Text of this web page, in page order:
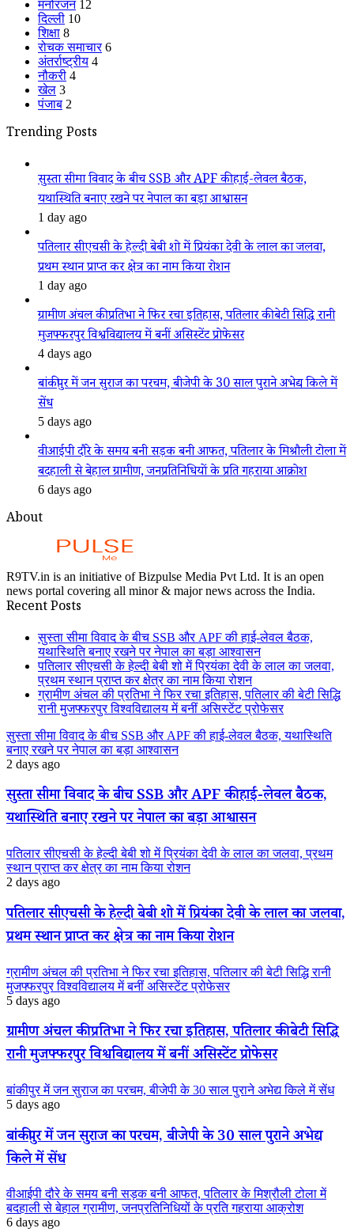
मनोरंजन 12
दिल्ली 10
शिक्षा 8
रोचक समाचार 6
अंतर्राष्ट्रीय 4
नौकरी 4
खेल 3
पंजाब 2
Trending Posts
सुस्ता सीमा विवाद के बीच SSB और APF की हाई-लेवल बैठक,
यथास्थिति बनाए रखने पर नेपाल का बड़ा आश्वासन
1 day ago
पतिलार सीएचसी के हेल्दी बेबी शो में प्रियंका देवी के लाल का जलवा,
प्रथम स्थान प्राप्त कर क्षेत्र का नाम किया रोशन
1 day ago
ग्रामीण अंचल की प्रतिभा ने फिर रचा इतिहास, पतिलार की बेटी सिद्धि रानी
मुजफ्फरपुर विश्वविद्यालय में बनीं असिस्टेंट प्रोफेसर
4 days ago
बांकीपुर में जन सुराज का परचम, बीजेपी के 30 साल पुराने अभेद्य किले में
सेंध
5 days ago
वीआईपी दौरे के समय बनी सड़क बनी आफत, पतिलार के मिश्रौली टोला में
बदहाली से बेहाल ग्रामीण, जनप्रतिनिधियों के प्रति गहराया आक्रोश
6 days ago
About
R9TV.in is an initiative of Bizpulse Media Pvt Ltd. It is an open
news portal covering all minor & major news across the India.
Recent Posts
सुस्ता सीमा विवाद के बीच SSB और APF की हाई-लेवल बैठक,
यथास्थिति बनाए रखने पर नेपाल का बड़ा आश्वासन
पतिलार सीएचसी के हेल्दी बेबी शो में प्रियंका देवी के लाल का जलवा,
प्रथम स्थान प्राप्त कर क्षेत्र का नाम किया रोशन
ग्रामीण अंचल की प्रतिभा ने फिर रचा इतिहास, पतिलार की बेटी सिद्धि
रानी मुजफ्फरपुर विश्वविद्यालय में बनीं असिस्टेंट प्रोफेसर
सुस्ता सीमा विवाद के बीच SSB और APF की हाई-लेवल बैठक, यथास्थिति
बनाए रखने पर नेपाल का बड़ा आश्वासन
2 days ago
सुस्ता सीमा विवाद के बीच SSB और APF की हाई-लेवल बैठक,
यथास्थिति बनाए रखने पर नेपाल का बड़ा आश्वासन
पतिलार सीएचसी के हेल्दी बेबी शो में प्रियंका देवी के लाल का जलवा, प्रथम
स्थान प्राप्त कर क्षेत्र का नाम किया रोशन
2 days ago
पतिलार सीएचसी के हेल्दी बेबी शो में प्रियंका देवी के लाल का जलवा,
प्रथम स्थान प्राप्त कर क्षेत्र का नाम किया रोशन
ग्रामीण अंचल की प्रतिभा ने फिर रचा इतिहास, पतिलार की बेटी सिद्धि रानी
मुजफ्फरपुर विश्वविद्यालय में बनीं असिस्टेंट प्रोफेसर
5 days ago
ग्रामीण अंचल की प्रतिभा ने फिर रचा इतिहास, पतिलार की बेटी सिद्धि
रानी मुजफ्फरपुर विश्वविद्यालय में बनीं असिस्टेंट प्रोफेसर
बांकीपुर में जन सुराज का परचम, बीजेपी के 30 साल पुराने अभेद्य किले में सेंध
5 days ago
बांकीपुर में जन सुराज का परचम, बीजेपी के 30 साल पुराने अभेद्य
किले में सेंध
वीआईपी दौरे के समय बनी सड़क बनी आफत, पतिलार के मिश्रौली टोला में
बदहाली से बेहाल ग्रामीण, जनप्रतिनिधियों के प्रति गहराया आक्रोश
6 days ago